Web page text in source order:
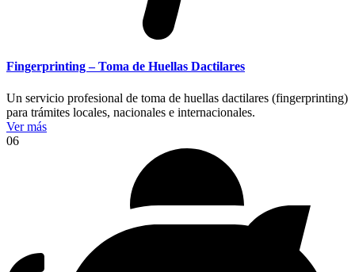
Fingerprinting – Toma de Huellas Dactilares
Un servicio profesional de toma de huellas dactilares (fingerprinting)
para trámites locales, nacionales e internacionales.
Ver más
06